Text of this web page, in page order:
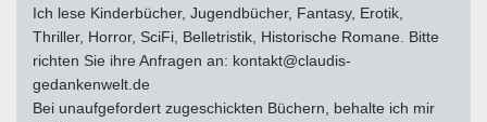
Ich lese Kinderbücher, Jugendbücher, Fantasy, Erotik,
Thriller, Horror, SciFi, Belletristik, Historische Romane. Bitte
richten Sie ihre Anfragen an: kontakt@claudis-
gedankenwelt.de
Bei unaufgefordert zugeschickten Büchern, behalte ich mir